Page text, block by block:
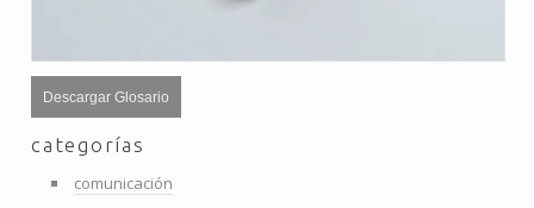
Descargar Glosario
categorías
comunicación